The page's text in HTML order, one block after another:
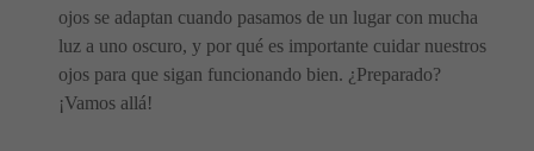
ojos se adaptan cuando pasamos de un lugar con mucha
luz a uno oscuro, y por qué es importante cuidar nuestros
ojos para que sigan funcionando bien. ¿Preparado?
¡Vamos allá!